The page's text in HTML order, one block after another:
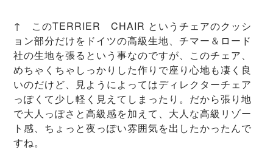
↑ このTERRIER CHAIR というチェアのクッシ
ョン部分だけをドイツの高級生地、チマー＆ロード
社の生地を張るという事なのですが、このチェア、
めちゃくちゃしっかりした作りで座り心地も凄く良
いのだけど、見ようによってはディレクターチェア
っぽくて少し軽く見えてしまったり。だから張り地
で大人っぽさと高級感を加えて、大人な高級リゾー
ト感、ちょっと夜っぽい雰囲気を出したかったんで
すね。